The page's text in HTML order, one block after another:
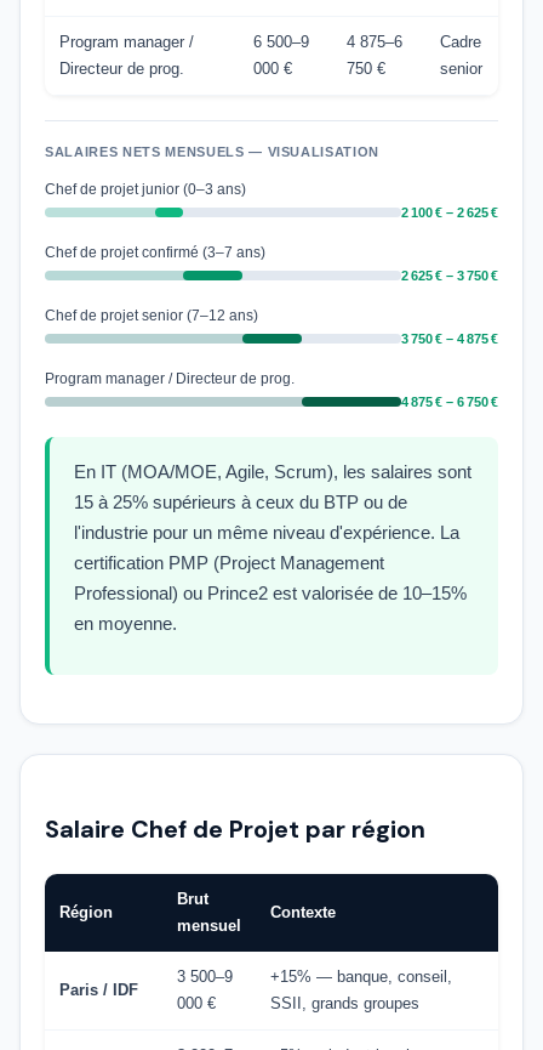
Program manager /
Directeur de prog.
6 500–9
000 €
4 875–6
750 €
Cadre
senior
SALAIRES NETS MENSUELS — VISUALISATION
Chef de projet junior (0–3 ans)
2 100 € – 2 625 €
Chef de projet confirmé (3–7 ans)
2 625 € – 3 750 €
Chef de projet senior (7–12 ans)
3 750 € – 4 875 €
Program manager / Directeur de prog.
4 875 € – 6 750 €
En IT (MOA/MOE, Agile, Scrum), les salaires sont
15 à 25% supérieurs à ceux du BTP ou de
l'industrie pour un même niveau d'expérience. La
certification PMP (Project Management
Professional) ou Prince2 est valorisée de 10–15%
en moyenne.
Salaire Chef de Projet par région
Région
Brut
mensuel
Contexte
Paris / IDF
3 500–9
000 €
+15% — banque, conseil,
SSII, grands groupes